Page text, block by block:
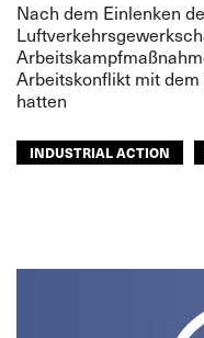
Nach dem Einlenken
Arbeitskonflikt mit
hatten
INDUSTRIAL ACTION